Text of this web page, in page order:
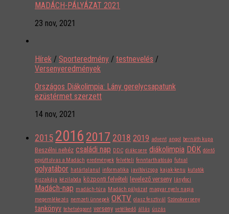
MADÁCH-PÁLYÁZAT 2021
23 nov, 2021
Hírek / Sporteredmény / testnevelés /
Versenyeredmények
Országos Diákolimpia: Lány gerelycsapatunk
ezüstérmet szerzett
14 nov, 2021
2015 2016 2017 2018 2019 advent angol bernáth kupa
Beszélni nehéz családi nap DDC diákcsere diákolimpia DÖK döntő
együtt olvas a Madách eredmények felvételi fenntarthatóság futsal
golyatábor határtalanul informatika javítóvizsga kajak-kenu kutatók
éjszakája kézilabda központi felvételi levelező verseny lányfoci
Madách-nap madách-túra Madách pályázat magyar nyelv napja
megemlékezés nemzeti ünnepek OKTV olasz fesztivál Szónokverseny
tankönyv tehetségpont verseny vetélkedő állás úszás